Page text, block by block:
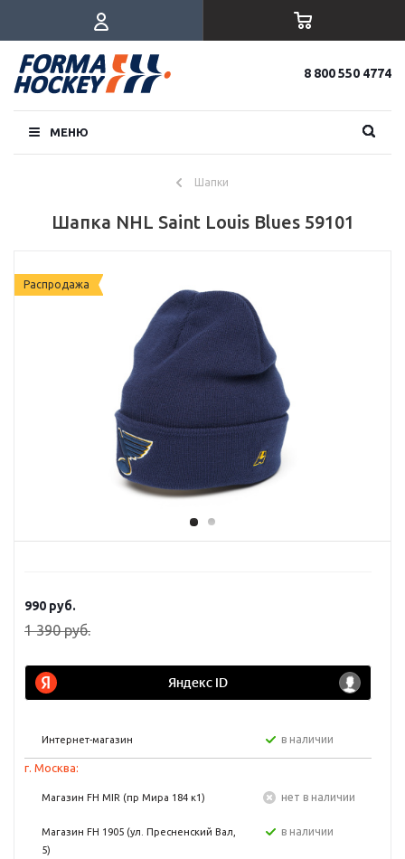
8 800 550 4774
МЕНЮ
Шапки
Шапка NHL Saint Louis Blues 59101
Распродажа
990 руб.
1 390руб.
Интернет-магазин в наличии
г. Москва:
Магазин FH MIR (пр Мира 184 к1) Нет в наличии
Магазин FH 1905 (ул. Пресненский Вал,
5)
в наличии